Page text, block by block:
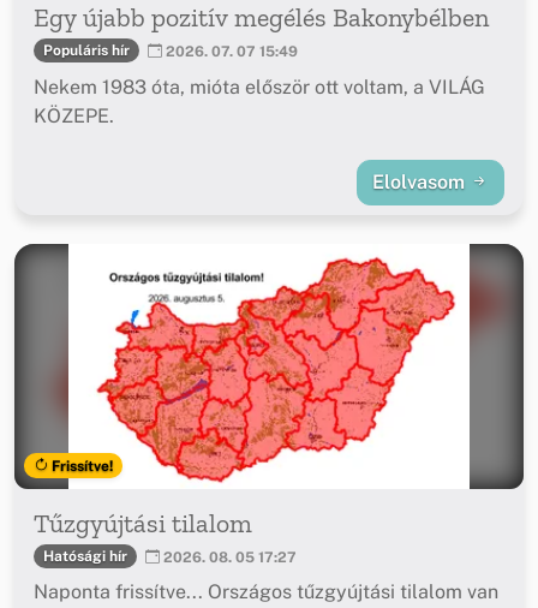
Egy újabb pozitív megélés Bakonybélben
Populáris hír 2026. 07. 07 15:49
Nekem 1983 óta, mióta először ott voltam, a VILÁG
KÖZEPE.
Elolvasom
Frissítve!
Tűzgyújtási tilalom
Hatósági hír 2026. 08. 05 17:27
Naponta frissítve... Országos tűzgyújtási tilalom van